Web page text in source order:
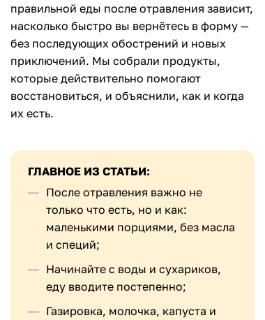
правильной еды после отравления зависит,
насколько быстро вы вернётесь в форму —
без последующих обострений и новых
приключений. Мы собрали продукты,
которые действительно помогают
восстановиться, и объяснили, как и когда
их есть.
ГЛАВНОЕ ИЗ СТАТЬИ:
После отравления важно не
только что есть, но и как:
маленькими порциями, без масла
и специй;
Начинайте с воды и сухариков,
еду вводите постепенно;
Газировка, молочка, капуста и